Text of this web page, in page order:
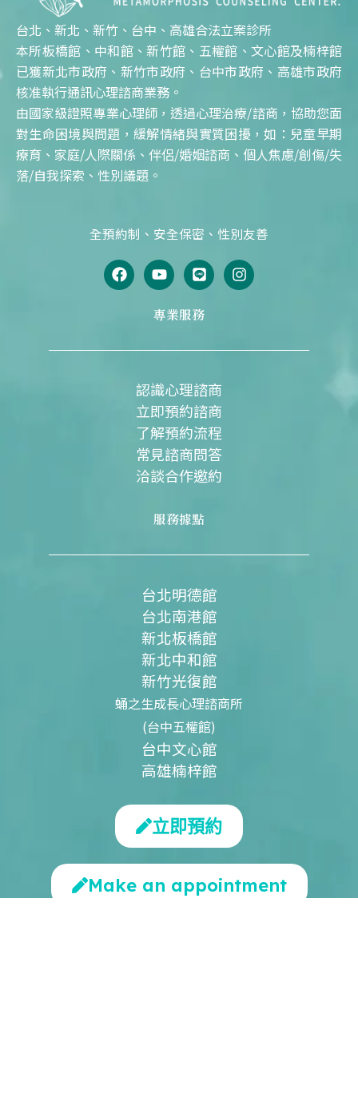
台北、新北、新竹、台中、高雄合法立案診所
本所板橋館、中和館、新竹館、五權館、文心館及楠梓館
已獲新北市政府、新竹市政府、台中市政府、高雄市政府
核准執行通訊心理諮商業務。
由國家級證照專業心理師，透過心理治療/諮商，協助您面
對生命困境與問題，緩解情緒與實質困擾，如：兒童早期
療育、家庭/人際關係、伴侶/婚姻諮商、個人焦慮/創傷/失
落/自我探索、性別議題。
全預約制、安全保密、性別友善
F
a
c
o
Y
o
u
t
u
e
L
i
n
e
I
n
s
r
專業服務
認識心理諮商
立即預約諮商
了解預約流程
常見諮商問答
洽談合作邀約
服務據點
台北明德館
台北南港館
新北板橋館
新北中和館
新竹光復館
蛹之生成長心理諮商所
(台中五權館)
台中文心館
高雄楠梓館
立即預約
Make an appointment